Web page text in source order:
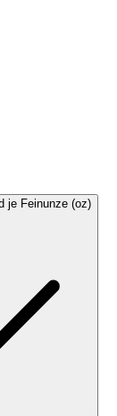
je Feinunze (oz)